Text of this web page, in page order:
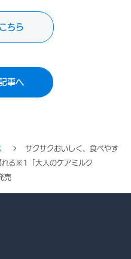
ちら
事へ
サクサクおいしく、食べやす
れる※1「大人のケアミルク
売